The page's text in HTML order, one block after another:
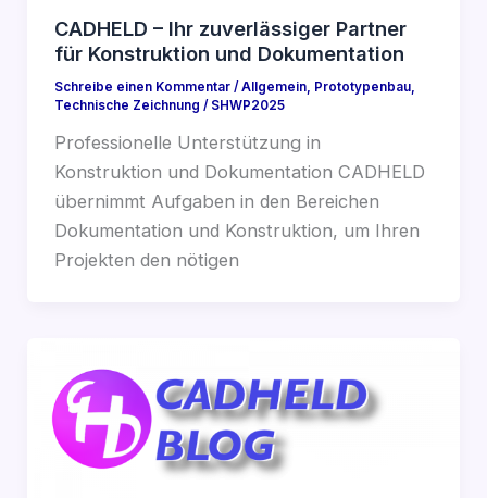
CADHELD – Ihr zuverlässiger Partner
für Konstruktion und Dokumentation
Schreibe einen Kommentar / Allgemein, Prototypenbau,
Technische Zeichnung / SHWP2025
Professionelle Unterstützung in
Konstruktion und Dokumentation CADHELD
übernimmt Aufgaben in den Bereichen
Dokumentation und Konstruktion, um Ihren
Projekten den nötigen